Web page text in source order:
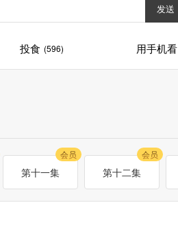
发送
投食 (596) 用手机看
第十一集
会员
第十二集
会员